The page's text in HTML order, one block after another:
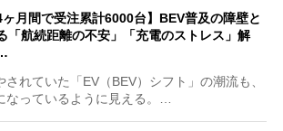
ヶ月間で受注累計6000台】BEV普及の障壁と
「航続距離の不安」「充電のストレス」解
れていた「EV（BEV）シフト」の潮流も、
なっているように見える。…